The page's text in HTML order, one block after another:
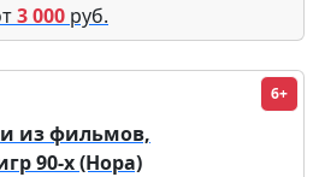
3 000 руб.
6+
из фильмов,
90-х (Нора)